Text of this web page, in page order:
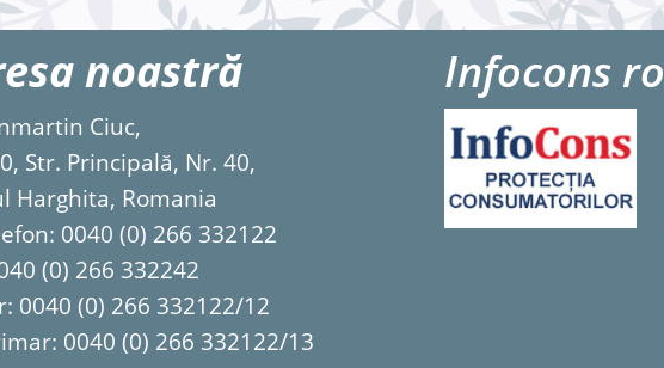
noastră
Ciuc,
Str. Principală, Nr. 40,
Harghita, Romania
0040 (0) 266 332122
(0) 266 332242
0040 (0) 266 332122/12
0040 (0) 266 332122/13
Infocons ro